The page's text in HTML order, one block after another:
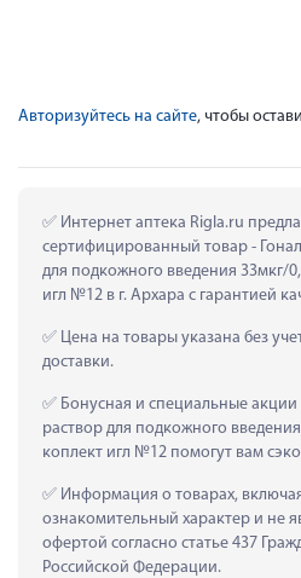
Авторизуйтесь на сайте, чтобы
Интернет аптека Rigla.ru
сертифицированный товар -
для подкожного введения 33мкг/
игл №12 в г. Архара с гарантией
Цена на товары указана без
доставки.
Бонусная и специальные
раствор для подкожного
коплект игл №12 помогут вам
Информация о товарах,
ознакомительный характер и не
офертой согласно статье 437
Российской Федерации.